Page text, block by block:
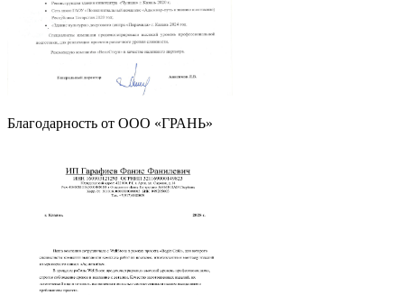
Благодарность от OOO «ГРАНЬ»